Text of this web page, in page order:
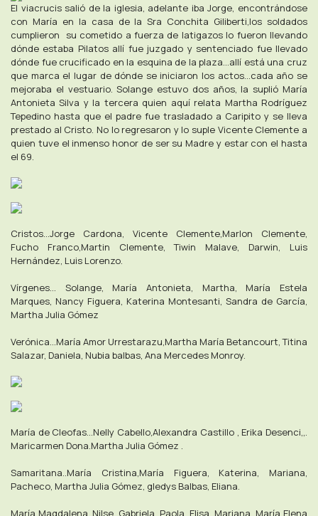
El viacrucis salió de la iglesia, adelante iba Jorge, encontrándose
con María en la casa de la Sra Conchita Giliberti,los soldados
cumplieron su cometido a fuerza de latigazos lo fueron llevando
dónde estaba Pilatos allí fue juzgado y sentenciado fue llevado
dónde fue crucificado en la esquina de la plaza...allí está una cruz
que marca el lugar de dónde se iniciaron los actos...cada año se
mejoraba el vestuario. Solange estuvo dos años, la suplió María
Antonieta Silva y la tercera quien aquí relata Martha Rodríguez
Tepedino hasta que el padre fue trasladado a Caripito y se lleva
prestado al Cristo. No lo regresaron y lo suple Vicente Clemente a
quien tuve el inmenso honor de ser su Madre y estar con el hasta
el 69.
Cristos...Jorge Cardona, Vicente Clemente,Marlon Clemente,
Fucho Franco,Martin Clemente, Tiwin Malave, Darwin, Luis
Hernández, Luis Lorenzo.
Vírgenes... Solange, María Antonieta, Martha, María Estela
Marques, Nancy Figuera, Katerina Montesanti, Sandra de García,
Martha Julia Gómez
Verónica...María Amor Urrestarazu,Martha María Betancourt, Titina
Salazar, Daniela, Nubia balbas, Ana Mercedes Monroy.
María de Cleofas...Nelly Cabello,Alexandra Castillo , Erika Desenci,,.
Maricarmen Dona.Martha Julia Gómez .
Samaritana..María Cristina,María Figuera, Katerina, Mariana,
Pacheco, Martha Julia Gómez, gledys Balbas, Eliana.
María Magdalena..Nilse, Gabriela, Paola ,Elisa, Mariana ,María Elena